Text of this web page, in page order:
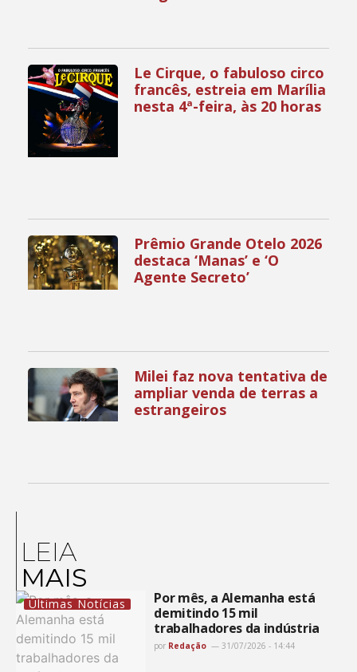
Le Cirque, o fabuloso circo
francês, estreia em Marília
nesta 4ª-feira, às 20 horas
Prêmio Grande Otelo 2026
destaca ‘Manas’ e ‘O
Agente Secreto’
Milei faz nova tentativa de
ampliar venda de terras a
estrangeiros
LEIA
MAIS
Últimas Notícias
Por mês, a Alemanha está
demitindo 15 mil
trabalhadores da indústria
por Redação 31/07/2026 - 14:44